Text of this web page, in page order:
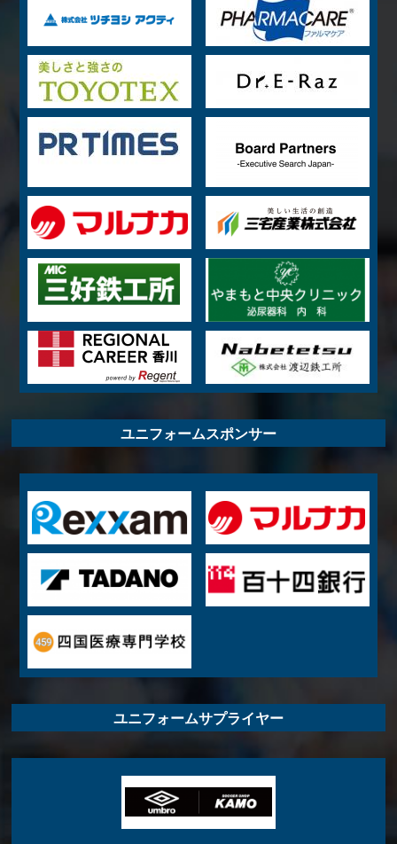
ユニフォームスポンサー
ユニフォームサプライヤー